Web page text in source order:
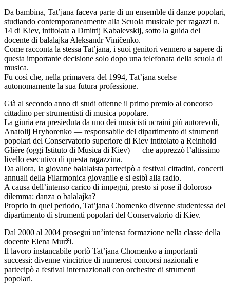
Da bambina, Tat’jana faceva parte di un ensemble di danze popolari,
studiando contemporaneamente alla Scuola musicale per ragazzi n.
14 di Kiev, intitolata a Dmitrij Kabalevskij, sotto la guida del
docente di balalajka Aleksandr Viničenko.
Come racconta la stessa Tat’jana, i suoi genitori vennero a sapere di
questa importante decisione solo dopo una telefonata della scuola di
musica.
Fu così che, nella primavera del 1994, Tat’jana scelse
autonomamente la sua futura professione.
Già al secondo anno di studi ottenne il primo premio al concorso
cittadino per strumentisti di musica popolare.
La giuria era presieduta da uno dei musicisti ucraini più autorevoli,
Anatolij Hryhorenko — responsabile del dipartimento di strumenti
popolari del Conservatorio superiore di Kiev intitolato a Reinhold
Glière (oggi Istituto di Musica di Kiev) — che apprezzò l’altissimo
livello esecutivo di questa ragazzina.
Da allora, la giovane balalaista partecipò a festival cittadini, concerti
annuali della Filarmonica giovanile e si esibì alla radio.
A causa dell’intenso carico di impegni, presto si pose il doloroso
dilemma: danza o balalajka?
Proprio in quel periodo, Tat’jana Chomenko divenne studentessa del
dipartimento di strumenti popolari del Conservatorio di Kiev.
Dal 2000 al 2004 proseguì un’intensa formazione nella classe della
docente Elena Murži.
Il lavoro instancabile portò Tat’jana Chomenko a importanti
successi: divenne vincitrice di numerosi concorsi nazionali e
partecipò a festival internazionali con orchestre di strumenti
popolari.